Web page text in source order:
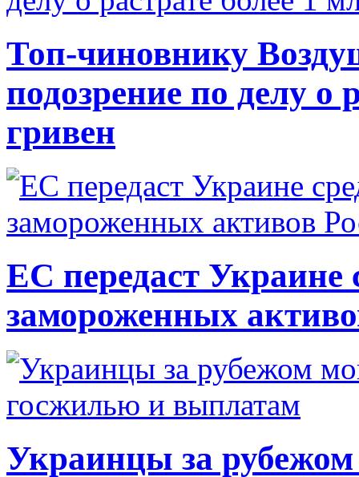
Топ-чиновнику
подозрение по делу о
гривен
ЕС передаст Украине
замороженных
Украинцы за рубежом